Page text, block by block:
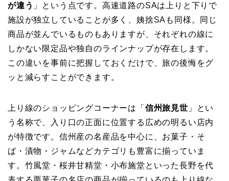
が違う 」という点です。高速道路のSAは上りと下りで
施設が独立していることが多く、姨捨SAも同様。同じ
商品が並んでいるものもありますが、それぞれの線に
しかない限定品や独自のラインナップが存在します。
この違いを事前に把握しておくだけで、旅の後悔をグ
ッと減らすことができます。
上り線のショッピングコーナーは「 信州旅見世 」とい
う名称で、入り口の正面に位置する広めの明るい店内
が特徴です。信州産の名産品を中心に、お菓子・そ
ば・漬物・ジャムなどカテゴリも豊富に揃っていま
す。竹風堂・桜井甘精堂・小布施堂といった長野を代